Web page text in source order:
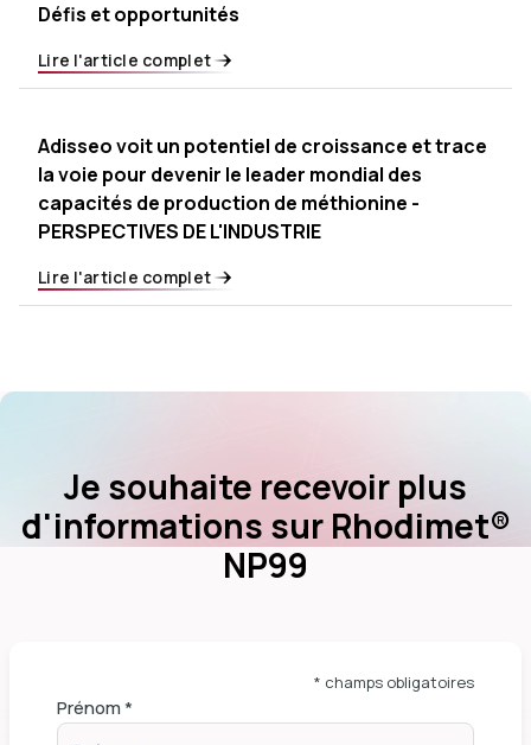
Défis et opportunités
Lire l'article complet
Adisseo voit un potentiel de croissance et trace
la voie pour devenir le leader mondial des
capacités de production de méthionine -
PERSPECTIVES DE L'INDUSTRIE
Lire l'article complet
Je souhaite recevoir plus
d'informations sur Rhodimet®
NP99
* champs obligatoires
Prénom *